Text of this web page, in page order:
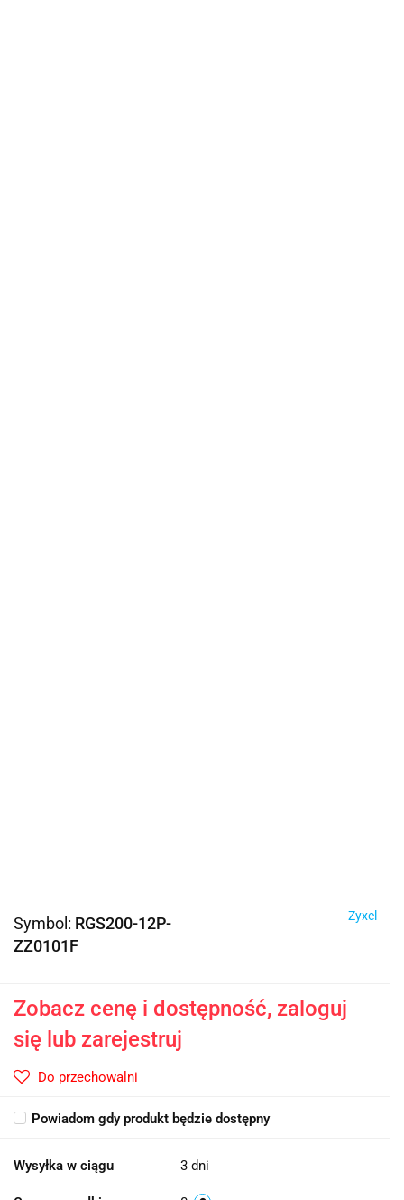
Symbol: RGS200-12P-
ZZ0101F
Zyxel
Zobacz cenę i dostępność, zaloguj
się lub zarejestruj
Do przechowalni
Powiadom gdy produkt będzie dostępny
Wysyłka w ciągu 3 dni